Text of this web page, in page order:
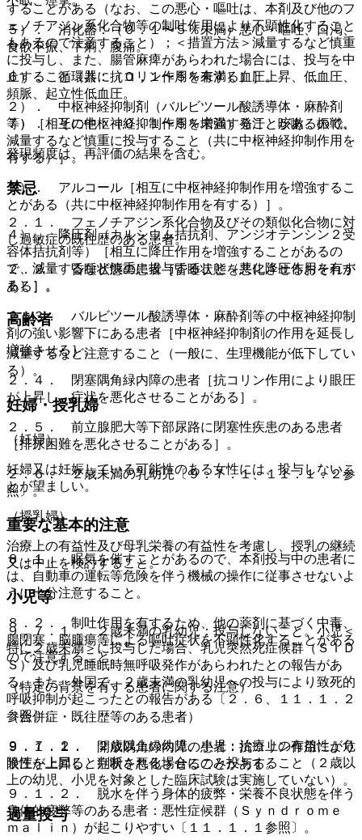
することがある（なお、この悪心・嘔吐は、本剤及び他のフ
ェノチアジン系化合物等の制吐作用により不顕性化すること
もあるので注意すること）；＜措置方法＞減量するなど慎重
に投与し、また、腸管麻痺があらわれた場合には、投与を中
止すること（共に抗コリン作用を有する）］。
２）． 中枢神経抑制剤（バルビツール酸誘導体・麻酔剤
等）［相互に中枢神経抑制作用を増強することがあるので、
減量するなど慎重に投与すること（共に中枢神経抑制作用を
有する）］。
３）． アルコール［相互に中枢神経抑制作用を増強するこ
とがある（共に中枢神経抑制作用を有する）］。
４）． 降圧剤（カルシウム拮抗剤、アンジオテンシン２受
容体拮抗剤等）［相互に降圧作用を増強することがあるの
で、減量するなど慎重に投与すること（共に降圧作用を有す
る）］。
高齢者
減量するなど注意すること（一般に、生理機能が低下してい
る）。
妊婦・授乳婦
（妊婦）
妊婦又は妊娠している可能性のある女性には、投与しないこ
とが望ましい。
（授乳婦）
治療上の有益性及び母乳栄養の有益性を考慮し、授乳の継続
又は中止を検討すること。
小児等
９．７．１． ２歳未満の乳幼児：投与しないこと。小児＜
特に２歳未満＞に投与した場合、乳児突然死症候群（ＳＩＤ
Ｓ）及び乳児睡眠時無呼吸発作があらわれたとの報告があ
る。また、外国で、２歳未満の乳幼児への投与により致死的
呼吸抑制が起こったとの報告がある〔２．６、１１．１．２
参照〕。
９．７．２． ２歳以上の幼児、小児：治療上の有益性が危
険性を上回ると判断される場合にのみ投与すること（２歳以
上の幼児、小児を対象とした臨床試験は実施していない）。
過量投与
５）． 消化器：（０．１〜５％未満）悪心・嘔吐、口渇、
食欲不振、下痢、腹痛。
６）． 循環器：（０．１〜５％未満）血圧上昇、低血圧、
頻脈、起立性低血圧。
７）． その他：（０．１〜５％未満）発汗、咳嗽、振戦。
発現頻度は、再評価の結果を含む。
禁忌
２．１． フェノチアジン系化合物及びその類似化合物に対
し過敏症の既往歴のある患者。
２．２． 昏睡状態の患者［昏睡状態を悪化させるおそれが
ある］。
２．３． バルビツール酸誘導体・麻酔剤等の中枢神経抑制
剤の強い影響下にある患者［中枢神経抑制剤の作用を延長し
増強させる］。
２．４． 閉塞隅角緑内障の患者［抗コリン作用により眼圧
が上昇し、症状を悪化させることがある］。
２．５． 前立腺肥大等下部尿路に閉塞性疾患のある患者
［排尿困難を悪化させることがある］。
２．６． ２歳未満の乳幼児〔９．７．１、１１．１．２参
照〕。
重要な基本的注意
８．１． 眠気を催すことがあるので、本剤投与中の患者に
は、自動車の運転等危険を伴う機械の操作に従事させないよ
うに十分注意すること。
８．２． 制吐作用を有するため、他の薬剤に基づく中毒、
腸閉塞、脳腫瘍等による嘔吐症状を不顕性化することがある
ので注意すること。
（特定の背景を有する患者に関する注意）
（合併症・既往歴等のある患者）
９．１．１． 開放隅角緑内障の患者：抗コリン作用により
眼圧が上昇し、症状を悪化させることがある。
９．１．２． 脱水を伴う身体的疲弊・栄養不良状態を伴う
身体的疲弊等のある患者：悪性症候群（Ｓｙｎｄｒｏｍｅ
ｍａｌｉｎ）が起こりやすい〔１１．１．１参照〕。